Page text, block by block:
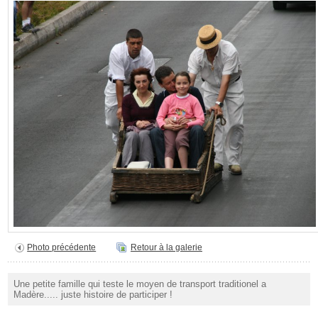
Photo précédente Retour à la galerie
Une petite famille qui teste le moyen de transport traditionel a
Madère..... juste histoire de participer !